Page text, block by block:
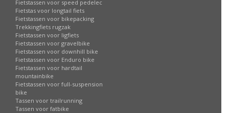
Fietstassen voor speed pedelec
Fietstas voor longtail fiets
Fietstassen voor bikepacking
Trekkingfiets rugzak
Fietstassen voor ligfiets
Fietstassen voor gravelbike
Fietstassen voor downhill bike
Fietstassen voor Enduro bike
Fietstassen voor hardtail
mountainbike
Fietstassen voor full-suspension
bike
Tassen voor trailrunning
Tassen voor fatbike